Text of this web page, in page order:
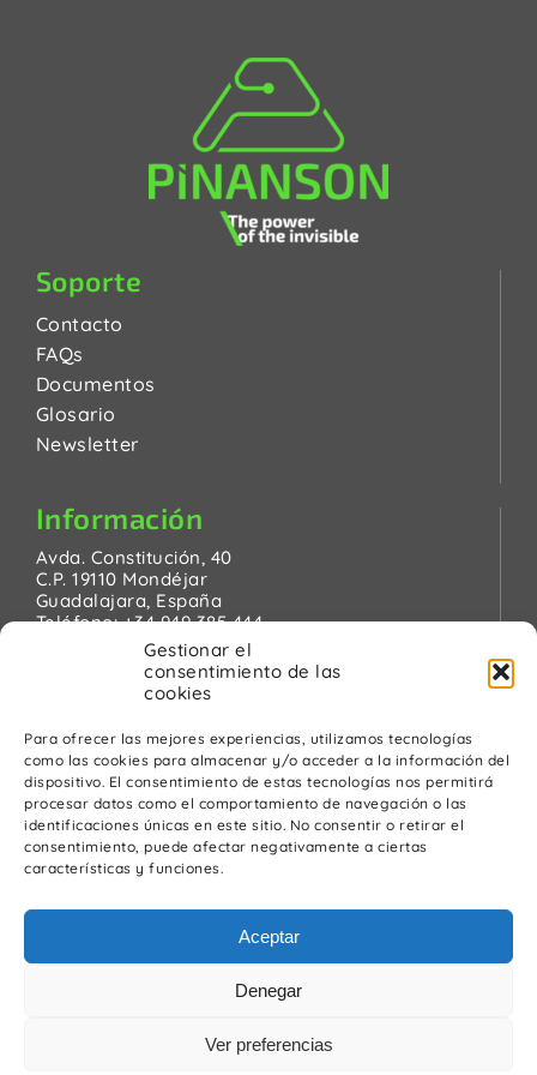
Gestionar el
consentimiento de las
cookies
Para ofrecer las mejores experiencias, utilizamos tecnologías
como las cookies para almacenar y/o acceder a la información del
dispositivo. El consentimiento de estas tecnologías nos permitirá
procesar datos como el comportamiento de navegación o las
identificaciones únicas en este sitio. No consentir o retirar el
consentimiento, puede afectar negativamente a ciertas
características y funciones.
Aceptar
Denegar
Ver preferencias
Soporte
Contacto
FAQs
Documentos
Glosario
Newsletter
Información
Avda. Constitución, 40
C.P. 19110 Mondéjar
Guadalajara, España
Teléfono:+34 949 385 444
pinanson@pinanson.eu
Legal
Política de Privacidad
Advertencia Legal
Política de cookies
Política de calidad y medio ambiente